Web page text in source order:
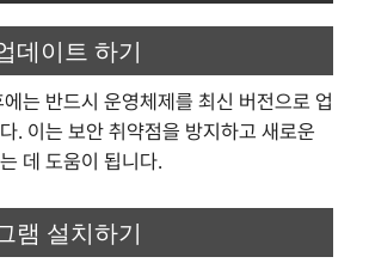
데이트 하기
는 반드시 운영체제를 최신 버전으로 업
. 이는 보안 취약점을 방지하고 새로운
데 도움이 됩니다.
램 설치하기